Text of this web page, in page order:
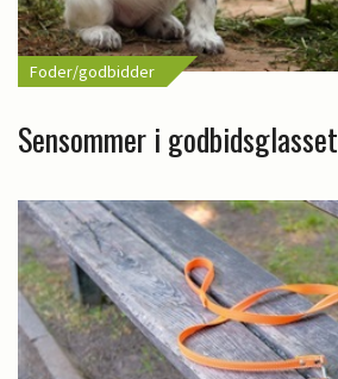
Foder/godbidder
Sensommer i godbidsglasset